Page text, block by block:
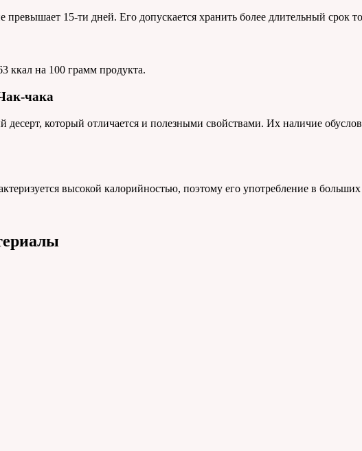
превышает 15-ти дней. Его допускается хранить более длительный срок
ккал на 100 грамм продукта.
чака
который отличается и полезными свойствами. Их наличие
высокой калорийностью, поэтому его употребление в